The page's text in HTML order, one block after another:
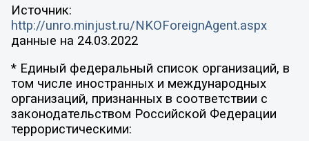
Источник:
http://unro.minjust.ru/NKOForeignAgent.aspx
данные на 24.03.2022
* Единый федеральный список организаций, в
том числе иностранных и международных
организаций, признанных в соответствии с
законодательством Российской Федерации
террористическими: